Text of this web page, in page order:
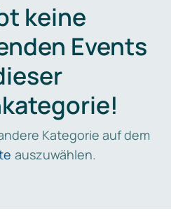
keine
Events
Kategorie auf dem
auszuwählen.